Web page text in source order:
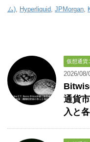
ム), Hyperliquid, JPMorgan,
仮想通貨
2026/08/
通貨
入と